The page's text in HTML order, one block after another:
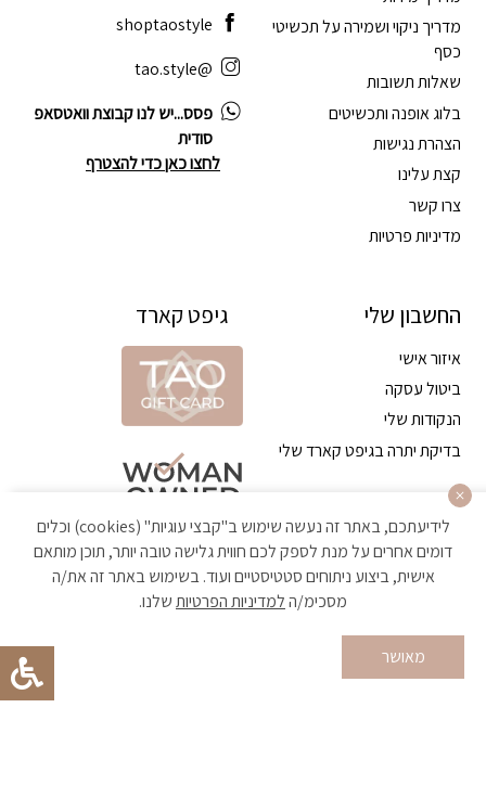
מדריך ניקוי ושמירה על תכשיטי
כסף
שאלות תשובות
בלוג אופנה ותכשיטים
הצהרת נגישות
קצת עלינו
צרו קשר
מדיניות פרטיות
החשבון שלי
איזור אישי
ביטול עסקה
הנקודות שלי
בדיקת יתרה בגיפט קארד שלי
shoptaostyle
@tao.style
פסס...יש לנו קבוצת וואטסאפ
סודית
לחצו כאן כדי להצטרף
גיפט קארד
הקניה באתר מאובטחת ועומדת בתקן האבטחה הגבוה ביותר
לידיעתכם, באתר זה נעשה שימוש ב"קבצי עוגיות" (cookies) וכלים
דומים אחרים על מנת לספק לכם חווית גלישה טובה יותר, תוכן מותאם
אישית, ביצוע ניתוחים סטטיסטיים ועוד. בשימוש באתר זה את/ה
מסכימ/הלמדיניות הפרטיותשלנו.
מאושר